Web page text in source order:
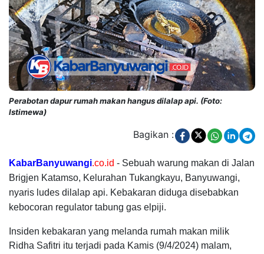
Perabotan dapur rumah makan hangus dilalap api. (Foto:
Istimewa)
Bagikan :
KabarBanyuwangi.co.id - Sebuah warung makan di Jalan
Brigjen Katamso, Kelurahan Tukangkayu, Banyuwangi,
nyaris ludes dilalap api. Kebakaran diduga disebabkan
kebocoran regulator tabung gas elpiji.
Insiden kebakaran yang melanda rumah makan milik
Ridha Safitri itu terjadi pada Kamis (9/4/2024) malam,